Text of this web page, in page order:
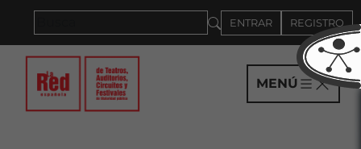
ENTRAR REGISTRO
MENÚ